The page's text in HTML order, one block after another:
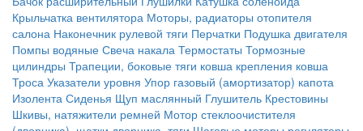
Крыльчатка вентилятора Моторы, радиаторы отопителя
салона Наконечник рулевой тяги Перчатки Подушка двигателя
Помпы водяные Свеча накала Термостаты Тормозные
цилиндры Трапеции, боковые тяги ковша крепления ковша
Троса Указатели уровня Упор газовый (амортизатор) капота
Изолента Сиденья Щуп маслянный Глушитель Крестовины
Шкивы, натяжители ремней Мотор стеклоочистителя